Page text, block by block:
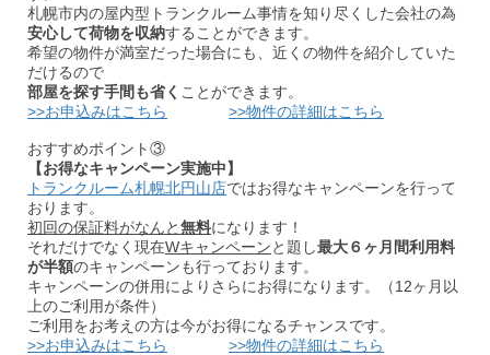
札幌市内の屋内型トランクルーム事情を知り尽くした会社の為
安心して荷物を収納することができます。
希望の物件が満室だった場合にも、近くの物件を紹介していた
だけるので
部屋を探す手間も省く ことができます。
>>お申込みはこちら
>>物件の詳細はこちら
おすすめポイント③
【お得なキャンペーン実施中】
トランクルーム札幌北円山店ではお得なキャンペーンを行って
おります。
初回の保証料がなんと無料になります！
それだけでなく現在Wキャンペーンと題し最大６ヶ月間利用料
が半額のキャンペーンも行っております。
キャンペーンの併用によりさらにお得になります。（12ヶ月以
上のご利用が条件）
ご利用をお考えの方は今がお得になるチャンスです。
>>お申込みはこちら
>>物件の詳細はこちら